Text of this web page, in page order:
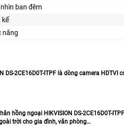
ban đêm
kế
năng
DS-2CE16D0T-ITPF là dòng camera
hồng ngoại HIKVISION DS-2CE16D0T-
trời cho gia đình, văn phòng…